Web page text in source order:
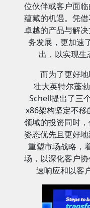
位伙伴或客户面
蕴藏的机遇。凭
卓越的产品与解
务发展，更加速
出，以实现生
而为了更好
壮大英特尔蓬
Schell提出了三
x86架构坚定不移
领域的投资同时
姿态优先且更好
重塑市场战略，
场，以深化客户
速响应和以客